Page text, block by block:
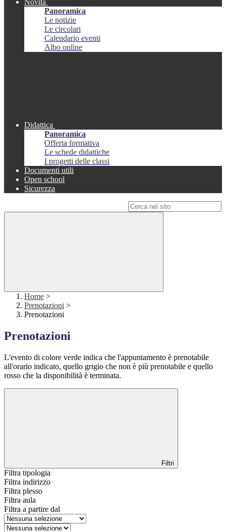
Novità
Panoramica
Le notizie
Le circolari
Calendario eventi
Albo online
Didattica
Panoramica
Offerta formativa
Le schede didattiche
I progetti delle classi
Documenti utili
Open school
Sicurezza
Home >
Prenotazioni >
Prenotazioni
Prenotazioni
L'evento di colore verde indica che l'appuntamento è prenotabile
all'orario indicato, quello grigio che non è più prenotabile e quello
rosso che la disponibilità è terminata.
Filtri
Filtra tipologia
Filtra indirizzo
Filtra plesso
Filtra aula
Filtra a partire dal